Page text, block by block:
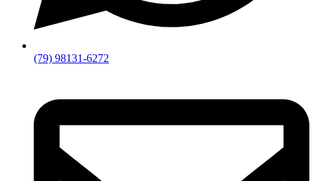
(79) 98131-6272